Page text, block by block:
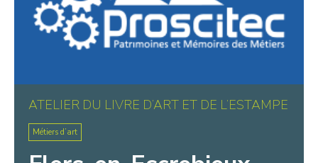
ATELIER DU LIVRE D’ART ET DE L’ESTAMPE
Métiers d’art